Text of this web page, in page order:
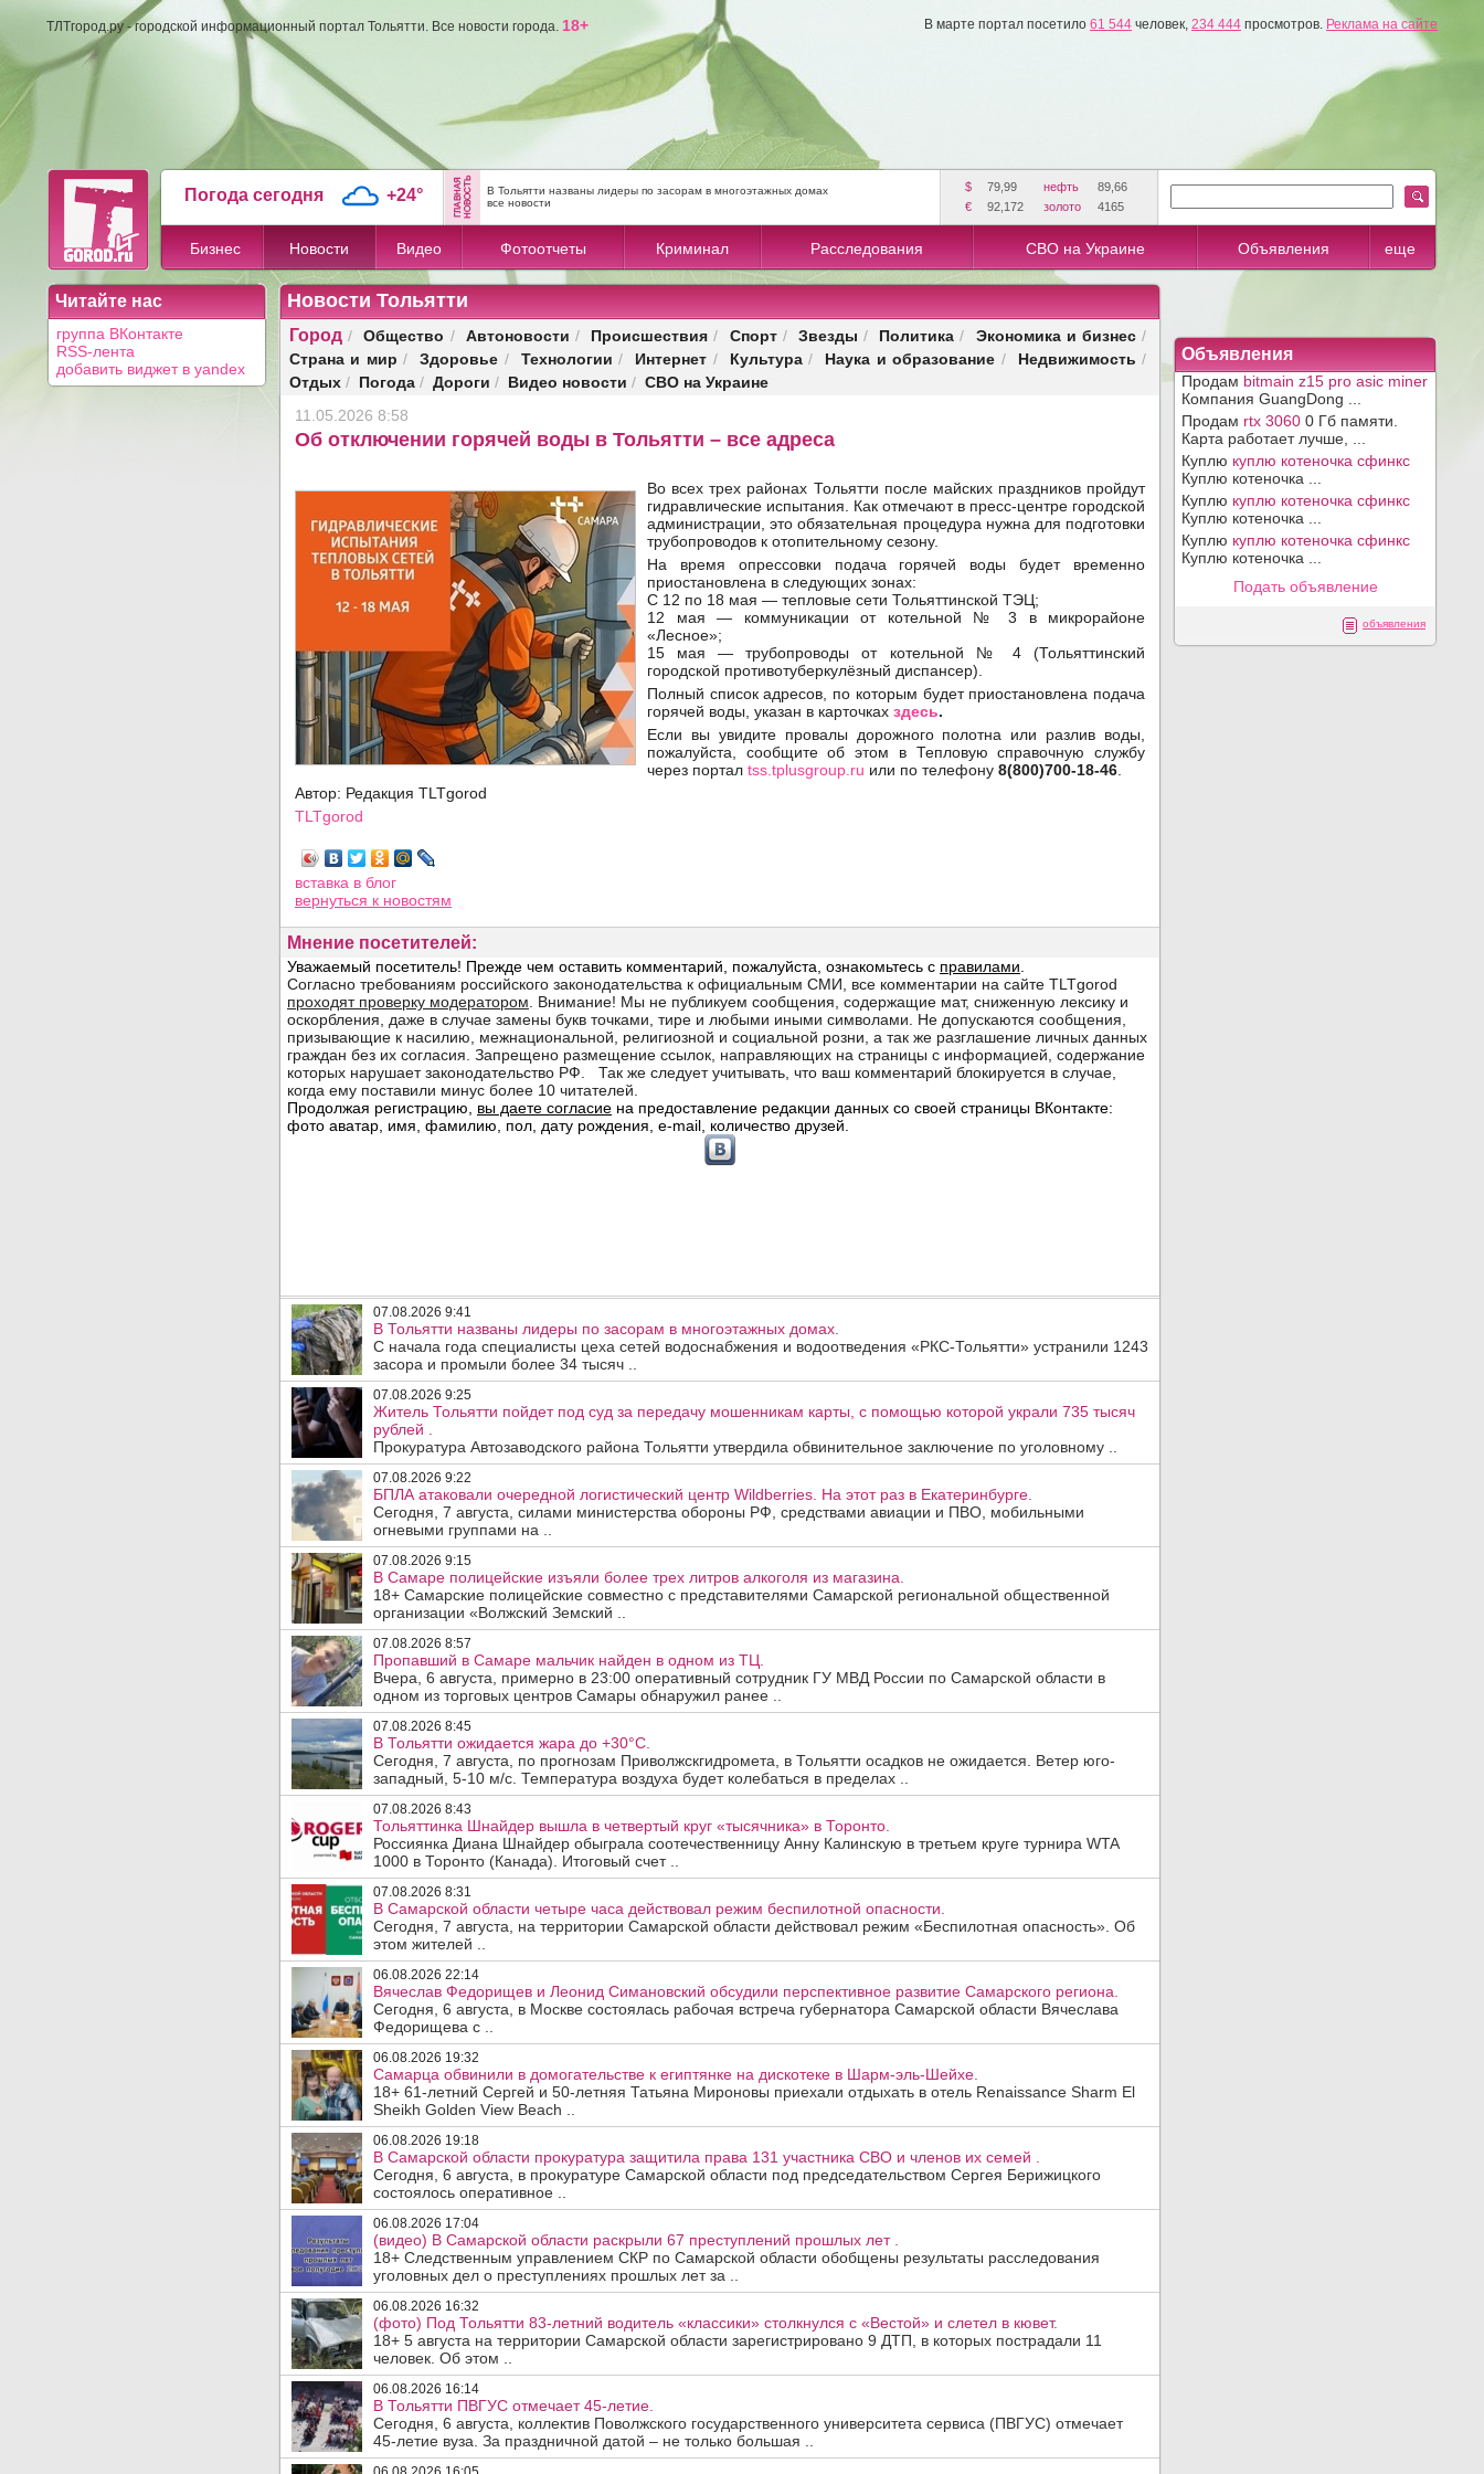
ТЛТгород.ру - городской информационный портал Тольятти. Все новости города. 18+ В марте портал посетило 61 544 человек, 234 444 просмотров. Реклама на сайте
Погода сегодня +24°
В Тольятти названы лидеры по засорам в многоэтажных домах
все новости
$ 79,99 нефть
89,66
€
92,172 золото 4165
Бизнес Новости Видео Фотоотчеты Криминал Расследования СВО на Украине Объявления еще
Читайте нас
группа ВКонтакте
RSS-лента
добавить виджет в yandex
Новости Тольятти
Город / Общество / Автоновости / Происшествия / Спорт/ Звезды / Политика / Экономика и бизнес/
Страна и мир / Здоровье / Технологии / Интернет / Культура/ Наука и образование / Недвижимость /
Отдых / Погода / Дороги / Видео новости / СВО на Украине
11.05.2026 8:58
Об отключении горячей воды в Тольятти – все адреса
Во всех трех районах Тольятти после майских праздников пройдут
гидравлические испытания. Как отмечают в пресс-центре городской
администрации, это обязательная процедура нужна для подготовки
трубопроводов к отопительному сезону.
На время опрессовки подача горячей воды будет временно
приостановлена в следующих зонах:
С 12 по 18 мая — тепловые сети Тольяттинской ТЭЦ;
12 мая — коммуникации от котельной № 3 в микрорайоне
«Лесное»;
15 мая — трубопроводы от котельной № 4 (Тольяттинский
городской противотуберкулёзный диспансер).
Полный список адресов, по которым будет приостановлена подача
горячей воды, указан в карточках здесь.
Если вы увидите провалы дорожного полотна или разлив воды,
пожалуйста, сообщите об этом в Тепловую справочную службу
через портал tss.tplusgroup.ru или по телефону 8(800)700-18-46
Автор: Редакция TLTgorod
TLTgorod
вставка в блог
вернуться к новостям
Мнение посетителей:
07.08.2026 9:41
В Тольятти названы лидеры по засорам в многоэтажных домах.
С начала года специалисты цеха сетей водоснабжения и водоотведения «РКС-Тольятти» устранили 1243
засора и промыли более 34 тысяч ..
07.08.2026 9:25
Житель Тольятти пойдет под суд за передачу мошенникам карты, с помощью которой украли 735 тысяч
рублей .
Прокуратура Автозаводского района Тольятти утвердила обвинительное заключение по уголовному ..
07.08.2026 9:22
БПЛА атаковали очередной логистический центр Wildberries. На этот раз в Екатеринбурге.
Сегодня, 7 августа, силами министерства обороны РФ, средствами авиации и ПВО, мобильными
огневыми группами на ..
07.08.2026 9:15
В Самаре полицейские изъяли более трех литров алкоголя из магазина.
18+ Самарские полицейские совместно с представителями Самарской региональной общественной
организации «Волжский Земский ..
07.08.2026 8:57
Пропавший в Самаре мальчик найден в одном из ТЦ.
Вчера, 6 августа, примерно в 23:00 оперативный сотрудник ГУ МВД России по Самарской области в
одном из торговых центров Самары обнаружил ранее ..
07.08.2026 8:45
В Тольятти ожидается жара до +30°C.
Сегодня, 7 августа, по прогнозам Приволжскгидромета, в Тольятти осадков не ожидается. Ветер юго-
западный, 5-10 м/с. Температура воздуха будет колебаться в пределах ..
07.08.2026 8:43
Тольяттинка Шнайдер вышла в четвертый круг «тысячника» в Торонто.
Россиянка Диана Шнайдер обыграла соотечественницу Анну Калинскую в третьем круге турнира WTA
1000 в Торонто (Канада). Итоговый счет ..
07.08.2026 8:31
В Самарской области четыре часа действовал режим беспилотной опасности.
Сегодня, 7 августа, на территории Самарской области действовал режим «Беспилотная опасность». Об
этом жителей ..
06.08.2026 22:14
Вячеслав Федорищев и Леонид Симановский обсудили перспективное развитие Самарского региона.
Сегодня, 6 августа, в Москве состоялась рабочая встреча губернатора Самарской области Вячеслава
Федорищева с ..
06.08.2026 19:32
Самарца обвинили в домогательстве к египтянке на дискотеке в Шарм-эль-Шейхе.
18+ 61-летний Сергей и 50-летняя Татьяна Мироновы приехали отдыхать в отель Renaissance Sharm El
Sheikh Golden View Beach ..
06.08.2026 19:18
В Самарской области прокуратура защитила права 131 участника СВО и членов их семей .
Сегодня, 6 августа, в прокуратуре Самарской области под председательством Сергея Берижицкого
состоялось оперативное ..
06.08.2026 17:04
(видео) В Самарской области раскрыли 67 преступлений прошлых лет .
18+ Следственным управлением СКР по Самарской области обобщены результаты расследования
уголовных дел о преступлениях прошлых лет за ..
06.08.2026 16:32
(фото) Под Тольятти 83-летний водитель «классики» столкнулся с «Вестой» и слетел в кювет.
18+ 5 августа на территории Самарской области зарегистрировано 9 ДТП, в которых пострадали 11
человек. Об этом ..
06.08.2026 16:14
В Тольятти ПВГУС отмечает 45-летие.
Сегодня, 6 августа, коллектив Поволжского государственного университета сервиса (ПВГУС) отмечает
45-летие вуза. За праздничной датой – не только большая ..
Объявления
Продам bitmain z15 pro asic miner
Компания GuangDong ...
Продам rtx 3060 0 Гб памяти.
Карта работает лучше, ...
Куплю куплю котеночка сфинкс
Куплю котеночка ...
Куплю куплю котеночка сфинкс
Куплю котеночка ...
Куплю куплю котеночка сфинкс
Куплю котеночка ...
Подать объявление
объявления